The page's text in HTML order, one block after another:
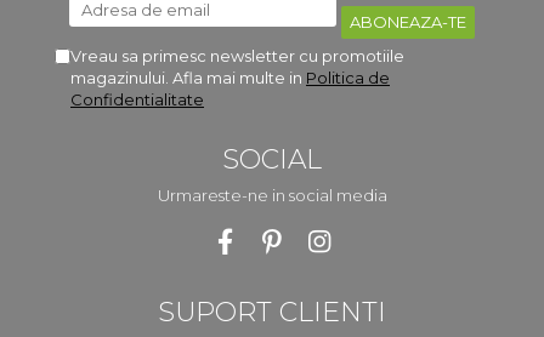
Vreau sa primesc newsletter cu promotiile
magazinului. Afla mai multe in Politica de
Confidentialitate
SOCIAL
Urmareste-ne in social media
SUPORT CLIENTI